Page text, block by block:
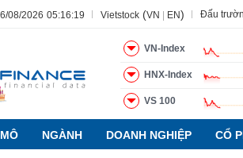
08/2026 05:16:20 Vietstock (VN EN) Đấu
VN-Index
HNX-Index
VS 100
NGÀNH DOANH NGHIỆP CỔ
Ngành Mã chứng khoán Lãnh